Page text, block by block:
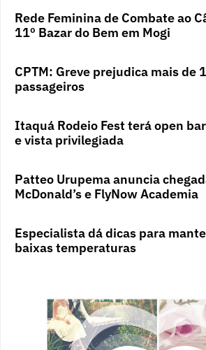
Rede Feminina de Combate ao
11º Bazar do Bem em Mogi
CPTM: Greve prejudica mais de
passageiros
Itaquá Rodeio Fest terá open
e vista privilegiada
Patteo Urupema anuncia
McDonald’s e FlyNow Academia
Especialista dá dicas para
baixas temperaturas